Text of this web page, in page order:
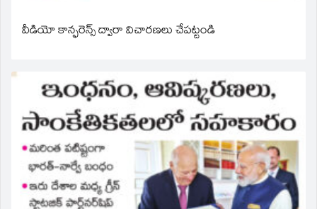
వీడియో కాన్ఫరెన్స్ ద్వారా విచారణలు చేపట్టండి